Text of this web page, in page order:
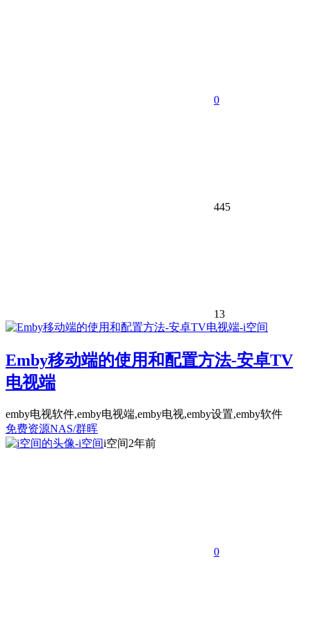
0
445
13
Emby移动端的使用和配置方法-安卓TV
电视端
emby电视软件,emby电视端,emby电视,emby设置,emby软件
免费资源NAS/群晖
i空间2年前
0